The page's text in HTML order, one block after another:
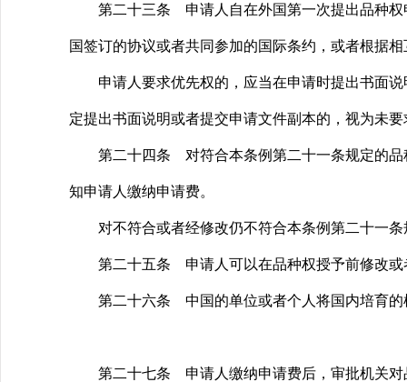
第二十三条 申请人自在外国第一次提出品种权
国签订的协议或者共同参加的国际条约，或者根据
申请人要求优先权的，应当在申请时提出书面说
定提出书面说明或者提交申请文件副本的，视为未
第二十四条 对符合本条例第二十一条规定的品
知申请人缴纳申请费。
对不符合或者经修改仍不符合本条例第二十一条
第二十五条 申请人可以在品种权授予前修改或
第二十六条 中国的单位或者个人将国内培育的
第二十七条 申请人缴纳申请费后，审批机关对